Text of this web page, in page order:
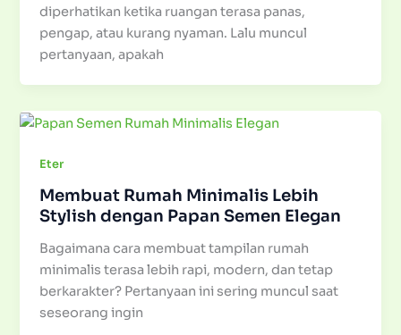
diperhatikan ketika ruangan terasa panas,
pengap, atau kurang nyaman. Lalu muncul
pertanyaan, apakah
Eter
Membuat Rumah Minimalis Lebih
Stylish dengan Papan Semen Elegan
Bagaimana cara membuat tampilan rumah
minimalis terasa lebih rapi, modern, dan tetap
berkarakter? Pertanyaan ini sering muncul saat
seseorang ingin